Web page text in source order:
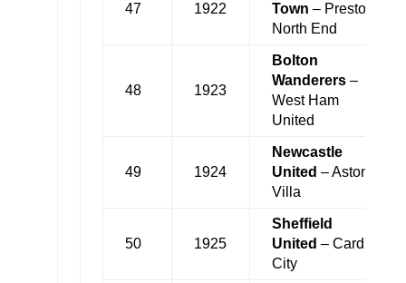
47 1922
Town – Preston
North End
48 1923
Bolton
Wanderers–
West Ham
United
49 1924
Newcastle
United – Aston
Villa
50 1925
Sheffield
United – Cardiff
City